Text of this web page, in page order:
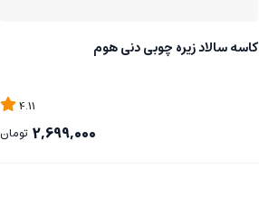
کاسه سالاد زیره چوبی دنی هوم
4.11
2,699,000 تومان